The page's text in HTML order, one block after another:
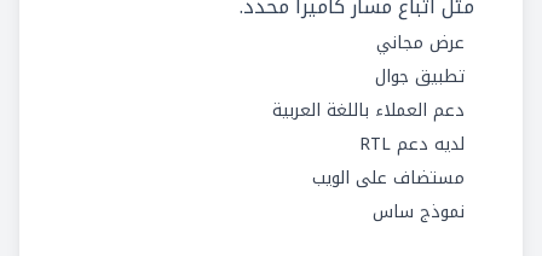
عرض مجاني
تطبيق جوال
دعم العملاء باللغة العربية
لديه دعم RTL
مستضاف على الويب
نموذج ساس